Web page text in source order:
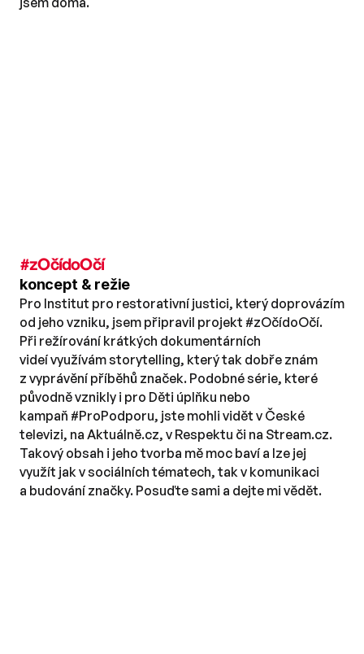
#zOčídoOčí
koncept & režie
Pro Institut pro restorativní justici, který doprovázím
od jeho vzniku, jsem připravil projekt #zOčídoOčí.
Při režírování krátkých dokumentárních
videí využívám storytelling, který tak dobře znám
z vyprávění příběhů značek. Podobné série, které
původně vznikly i pro Děti úplňku nebo
kampaň #ProPodporu, jste mohli vidět v České
televizi, na Aktuálně.cz, v Respektu či na Stream.cz.
Takový obsah i jeho tvorba mě moc baví a lze jej
využít jak v sociálních tématech, tak v komunikaci
a budování značky. Posuďte sami a dejte mi vědět.